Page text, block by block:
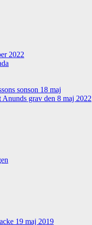
2022
sonson 18 maj
grav den 8 maj 2022
19 maj 2019